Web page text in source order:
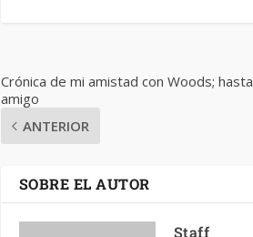
Crónica de mi amistad con Woods;
amigo
ANTERIOR
SOBRE EL AUTOR
Staff